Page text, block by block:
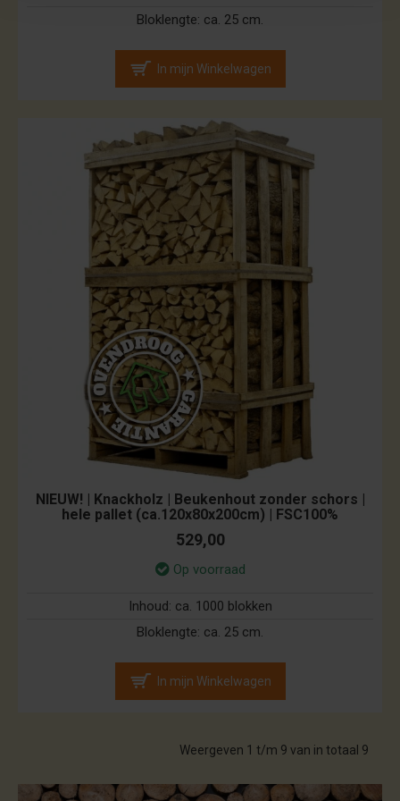
Bloklengte: ca. 25 cm.
In mijn Winkelwagen
NIEUW! | Knackholz | Beukenhout zonder schors |
hele pallet (ca.120x80x200cm) | FSC100%
529,00
Op voorraad
Inhoud: ca. 1000 blokken
Bloklengte: ca. 25 cm.
In mijn Winkelwagen
Weergeven 1 t/m 9 van in totaal 9